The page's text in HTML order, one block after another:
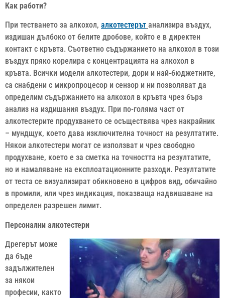
Как работи?
При тестването за алкохол, алкотестерът анализира въздух,
издишан дълбоко от белите дробове, който е в директен
контакт с кръвта. Съответно съдържанието на алкохол в този
въздух пряко корелира с концентрацията на алкохол в
кръвта. Всички модели алкотестери, дори и най-бюджетните,
са снабдени с микропроцесор и сензор и ни позволяват да
определим съдържанието на алкохол в кръвта чрез бърз
анализ на издишания въздух. При по-голяма част от
алкотестерите продухването се осъществява чрез накрайник
– мундщук, което дава изключителна точност на резултатите.
Някои алкотестери могат се използват и чрез свободно
продухване, което е за сметка на точността на резултатите,
но и намаляване на експлоатационните разходи. Резултатите
от теста се визуализират обикновено в цифров вид, обичайно
в промили, или чрез индикация, показваща надвишаване на
определен разрешен лимит.
Персонални алкотестери
Дрегерът може
да бъде
задължителен
за някои
професии, както